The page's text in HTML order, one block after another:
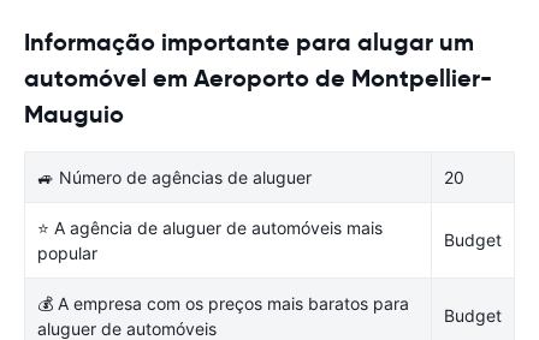
Informação importante para alugar um
automóvel em Aeroporto de Montpellier-
Mauguio
🚙 Número de agências de aluguer 20
⭐ A agência de aluguer de automóveis mais
popular
Budget
💰 A empresa com os preços mais baratos para
aluguer de automóveis
Budget